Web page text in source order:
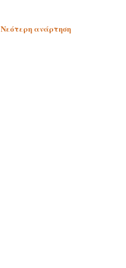
Νεότερη ανάρτηση